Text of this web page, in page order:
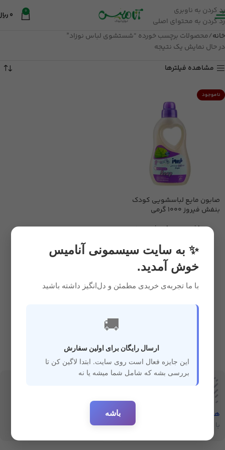
رد کردن به ناوبری
رد کردن به محتوای اصلی
0
0
خانه محصولات برچسب خورده “شستشوی لباس نوزاد”
در حال نمایش یک نتیجه
مشاهده فیلترها
ناموجود
صابون مایع لباسشویی کودک
بنفش فیروز 1000 گرمی
بهداشتی و حمام,شوینده و
1,024,000 ریال
هفت‌روز‌ضمانت‌بازگشت
با خیال راحت خرید کنید
ارسال سریع
✨ به سایت سیسمونی آنامیس
خوش آمدید.
با ما تجربه‌ی خریدی مطمئن و دل‌انگیز داشته باشید
🚚
ارسال رایگان برای اولین سفارش
این جایزه فعال است روی سایت. ابتدا لاگین کن تا
بررسی بشه که شامل شما میشه یا نه
باشه